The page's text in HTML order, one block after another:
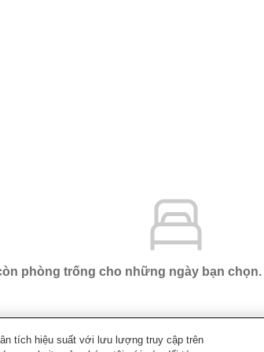
phòng trống cho những ngày bạn chọn.
tích hiệu suất với lưu lượng truy cập trên